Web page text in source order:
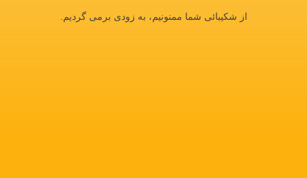
از شکیبائی شما ممنونیم، به زودی برمی گردیم.